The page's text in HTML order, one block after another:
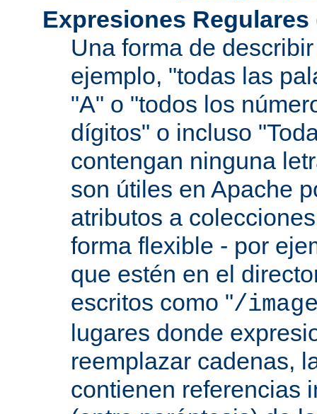
Expresiones Regulares
Una forma de
ejemplo, "todas las
"A" o "todos los
dígitos" o incluso
contengan ninguna
son útiles en Apache
atributos a
forma flexible - por
que estén en el
escritos como "/
lugares donde
reemplazar cadenas,
contienen referencias